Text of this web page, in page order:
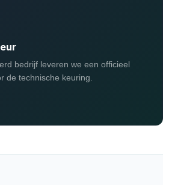
bedrijf leveren we een officieel
de technische keuring.